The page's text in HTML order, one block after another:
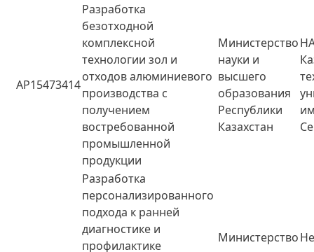
AP15473414
Разработка
безотходной
комплексной
технологии зол и
отходов алюминиевого
производства с
получением
востребованной
промышленной
продукции
Министерство
науки и
высшего
образования
Республики
Казахстан
Разработка
персонализированного
подхода к ранней
диагностике и
профилактике
Министерство